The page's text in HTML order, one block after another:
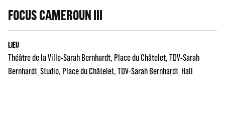
FOCUS CAMEROUN III
LIEU
Théâtre de la Ville-Sarah Bernhardt Place du Châtelet TDV-Sarah
Bernhardt_Studio Place du Châtelet TDV-Sarah Bernhardt_Hall